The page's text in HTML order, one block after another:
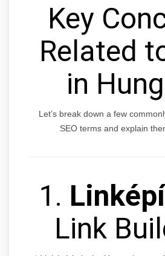
Key
Related
in
Let’s break down a few
SEO terms and explain
1.
Link